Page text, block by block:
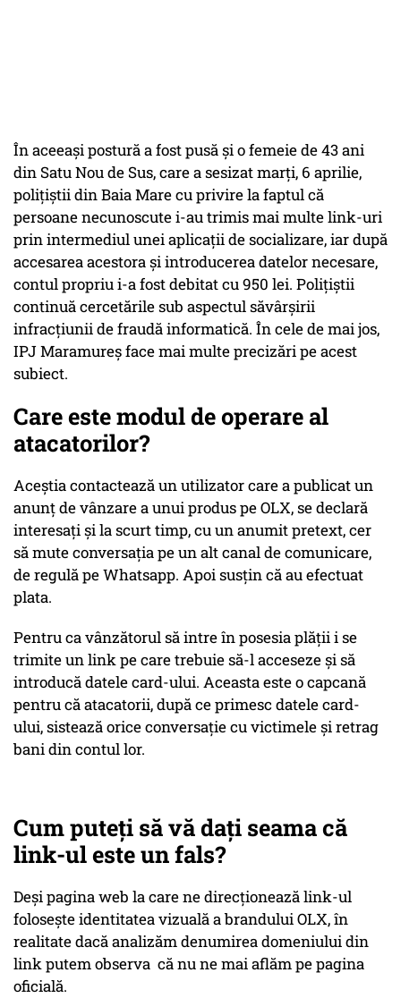
În aceeaşi postură a fost pusă şi o femeie de 43 ani
din Satu Nou de Sus, care a sesizat marți, 6 aprilie,
poliţiştii din Baia Mare cu privire la faptul că
persoane necunoscute i-au trimis mai multe link-uri
prin intermediul unei aplicaţii de socializare, iar după
accesarea acestora şi introducerea datelor necesare,
contul propriu i-a fost debitat cu 950 lei. Poliţiştii
continuă cercetările sub aspectul săvârşirii
infracţiunii de fraudă informatică. În cele de mai jos,
IPJ Maramureș face mai multe precizări pe acest
subiect.
Care este modul de operare al
atacatorilor?
Aceştia contactează un utilizator care a publicat un
anunț de vânzare a unui produs pe OLX, se declară
interesaţi și la scurt timp, cu un anumit pretext, cer
să mute conversația pe un alt canal de comunicare,
de regulă pe Whatsapp. Apoi susțin că au efectuat
plata.
Pentru ca vânzătorul să intre în posesia plății i se
trimite un link pe care trebuie să-l acceseze și să
introducă datele card-ului. Aceasta este o capcană
pentru că atacatorii, după ce primesc datele card-
ului, sistează orice conversație cu victimele și retrag
bani din contul lor.
Cum puteți să vă dați seama că
link-ul este un fals?
Deși pagina web la care ne direcționează link-ul
folosește identitatea vizuală a brandului OLX, în
realitate dacă analizăm denumirea domeniului din
link putem observa că nu ne mai aflăm pe pagina
oficială.